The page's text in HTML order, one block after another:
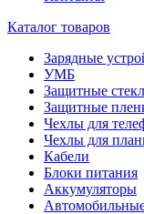
Каталог товаров
Зарядные
УМБ
Защитные
Защитные
Чехлы для
Чехлы для
Кабели
Блоки питания
Аккумуляторы